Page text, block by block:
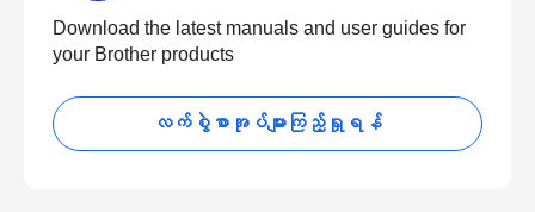
Download the latest manuals and user guides for
your Brother products
လက်စွဲစာအုပ်များကြည့်ရှုရန်